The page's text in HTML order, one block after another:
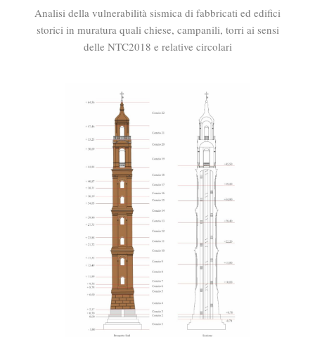
Analisi della vulnerabilità sismica di fabbricati ed edifici
storici in muratura quali chiese, campanili, torri ai sensi
delle NTC2018 e relative circolari